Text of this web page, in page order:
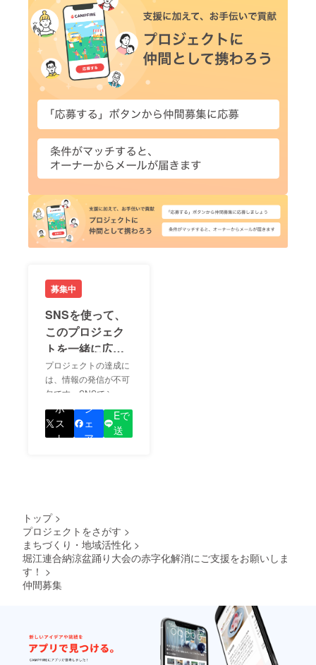
募集中
SNSを使って、
このプロジェク
トを一緒に広め
ましょう！
プロジェクトの達成に
は、情報の発信が不可
欠です。SNSでシェア
をして、あなたが応援
しているプロジェクト
の良さを知ってもらい
ポ
ス
ト
シ
ェ
ア
Eで
送
トップ >
プロジェクトをさがす >
まちづくり・地域活性化 >
堀江連合納涼盆踊り大会の赤字化解消にご支援をお願いしま
す！ >
仲間募集